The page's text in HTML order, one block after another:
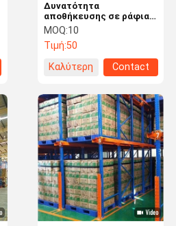
Δυνατότητα
αποθήκευσης σε ράφια
παλέτας με δομή από
χάλυβα Q235
MOQ:10
Τιμή:50
Καλύτερη
Contact